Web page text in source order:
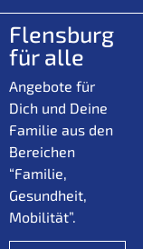
Flensburg
für alle
Angebote für
Dich und Deine
Familie aus den
Bereichen
“Familie,
Gesundheit,
Mobilität”.